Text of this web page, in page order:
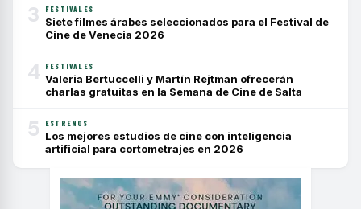
3 FESTIVALES
Siete filmes árabes seleccionados para el Festival de
Cine de Venecia 2026
4 FESTIVALES
Valeria Bertuccelli y Martín Rejtman ofrecerán
charlas gratuitas en la Semana de Cine de Salta
5 ESTRENOS
Los mejores estudios de cine con inteligencia
artificial para cortometrajes en 2026